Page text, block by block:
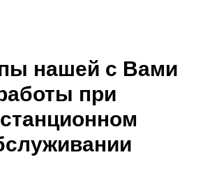
нашей с Вами
при